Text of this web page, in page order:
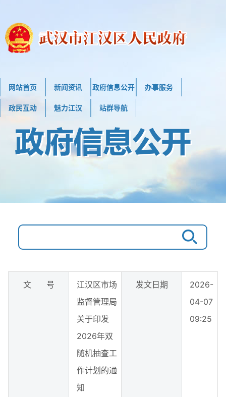
网站首页 新闻资讯 政府信息公开 办事服务
政民互动 魅力江汉 站群导航
文 号
江汉区市场
监督管理局
关于印发
2026年双
随机抽查工
作计划的通
知
发文日期
2026-
04-07
09:25